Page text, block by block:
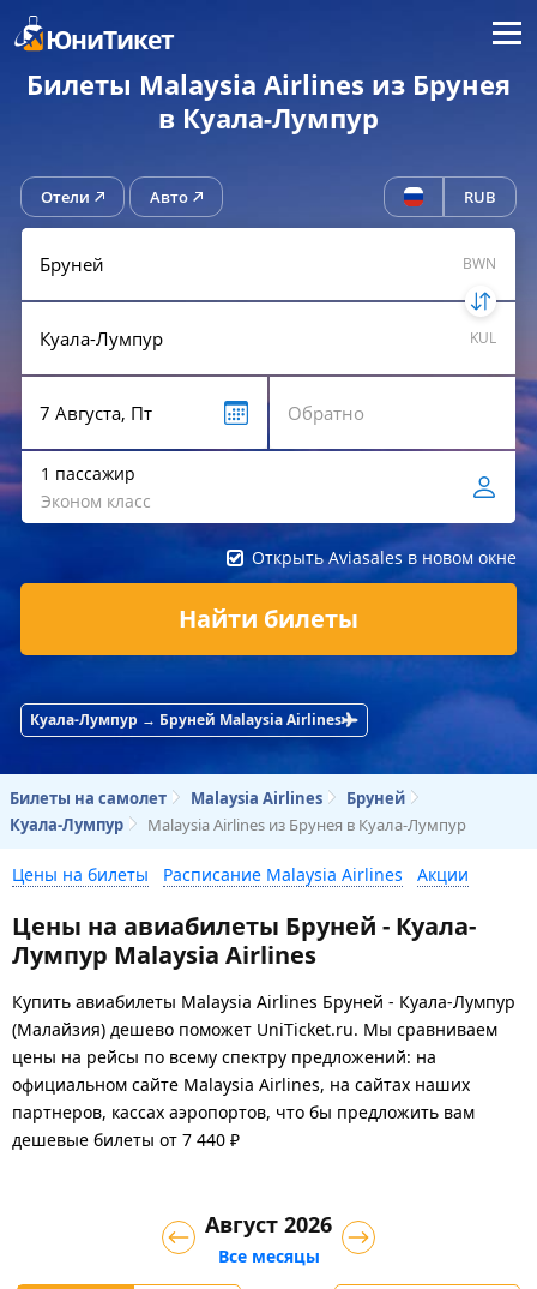
ЮниТикет Меню
Билеты Malaysia Airlines из Брунея
в Куала-Лумпур
Отели Авто RUB
BWN
KUL
1 пассажир
Эконом класс
Открыть Aviasales в новом окне
Найти билеты
Куала-Лумпур → Бруней Malaysia Airlines
Билеты на самолет Malaysia Airlines
Бруней
Куала-Лумпур
Malaysia Airlines из Брунея в Куала-Лумпур
Цены на билеты Расписание Malaysia Airlines Акции
Цены на авиабилеты Бруней - Куала-
Лумпур Malaysia Airlines
Купить авиабилеты Malaysia Airlines Бруней - Куала-Лумпур
(Малайзия) дешево поможет UniTicket.ru. Мы сравниваем
цены на рейсы по всему спектру предложений: на
официальном сайте Malaysia Airlines, на сайтах наших
партнеров, кассах аэропортов, что бы предложить вам
дешевые билеты от 7 440 ₽
Август 2026
Все месяцы